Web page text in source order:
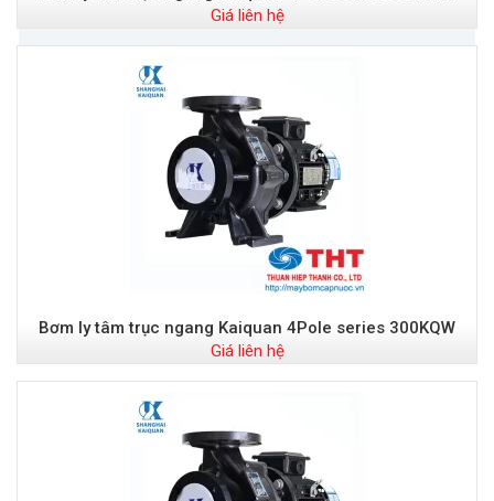
Giá liên hệ
Bơm ly tâm trục ngang Kaiquan 4Pole series 300KQW
Giá liên hệ